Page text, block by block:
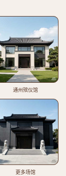
通州殡仪馆
更多场馆